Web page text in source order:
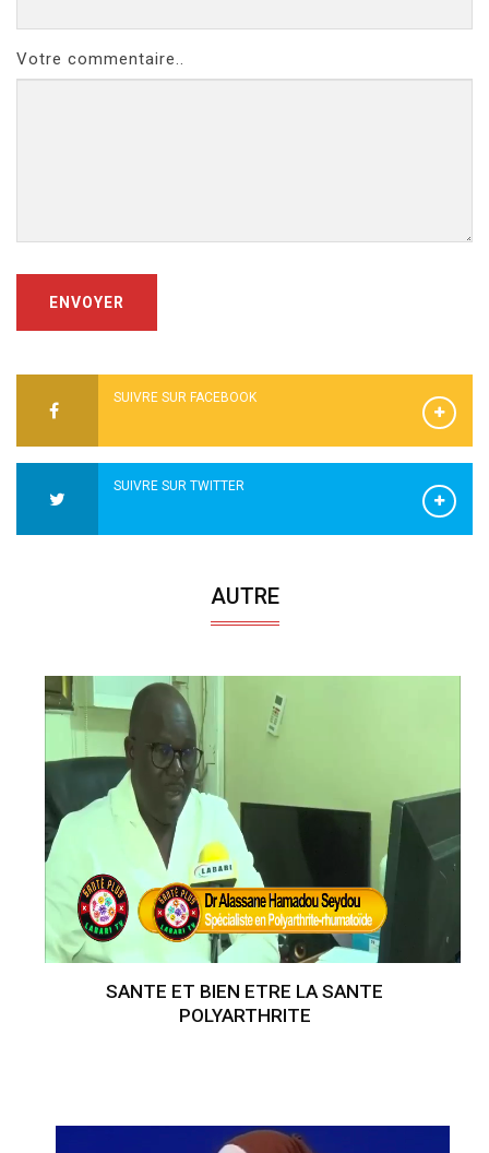
Votre commentaire..
ENVOYER
SUIVRE SUR FACEBOOK
SUIVRE SUR TWITTER
AUTRE
SANTE ET BIEN ETRE LA SANTE
POLYARTHRITE